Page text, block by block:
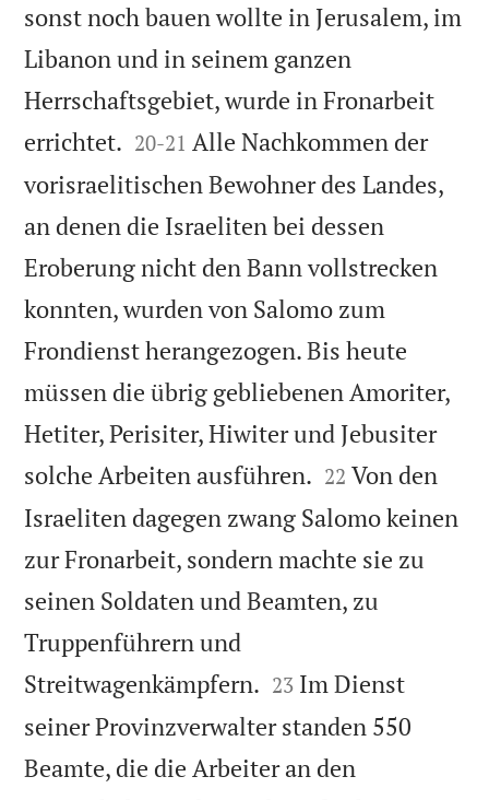
sonst noch bauen wollte in Jerusalem, im
Libanon und in seinem ganzen
Herrschaftsgebiet, wurde in Fronarbeit
errichtet. 

20-21 Alle Nachkommen der
vorisraelitischen Bewohner des Landes,
an denen die Israeliten bei dessen
Eroberung nicht den Bann vollstrecken
konnten, wurden von Salomo zum
Frondienst herangezogen. Bis heute
müssen die übrig gebliebenen Amoriter,
Hetiter, Perisiter, Hiwiter und Jebusiter
solche Arbeiten ausführen. 

22 Von den
Israeliten dagegen zwang Salomo keinen
zur Fronarbeit, sondern machte sie zu
seinen Soldaten und Beamten, zu
Truppenführern und
Streitwagenkämpfern. 

23 Im Dienst
seiner Provinzverwalter standen 550
Beamte, die die Arbeiter an den